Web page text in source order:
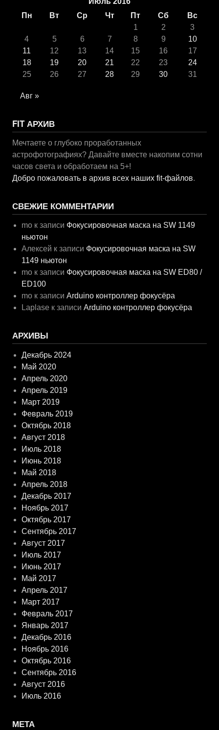
Пн
Вт Ср Чт Пт Сб
Вс
1
2
3
4
5 6 7 8 9
10
11
12 13 14 15 16
17
18
19 20 21 22 23
24
25
26 27 28 29 30 31
Авг »
FIT АРХИВ
Мечтаете о глубоко проработанных
астрофотографиях? Давайте вместе накопим сотни
часов света и обработаем на 5+!
Добро пожаловать в архив всех наших fit-файлов.
СВЕЖИЕ КОММЕНТАРИИ
mo к записи Фокусировочная маска на SW 1149
ньютон
Алексей к записи Фокусировочная маска на SW
1149 ньютон
mo к записи Фокусировочная маска на SW ED80 /
ED100
mo к записиArduino контроллер фокусёра
Laplase к записиArduino контроллер фокусёра
АРХИВЫ
Декабрь 2024
Май 2020
Апрель 2020
Апрель 2019
Март 2019
Февраль 2019
Октябрь 2018
Август 2018
Июль 2018
Июнь 2018
Май 2018
Апрель 2018
Декабрь 2017
Ноябрь 2017
Октябрь 2017
Сентябрь 2017
Август 2017
Июль 2017
Июнь 2017
Май 2017
Апрель 2017
Март 2017
Февраль 2017
Январь 2017
Декабрь 2016
Ноябрь 2016
Октябрь 2016
Сентябрь 2016
Август 2016
Июль 2016
МЕТА